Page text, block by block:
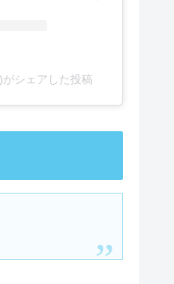
シェアした投稿